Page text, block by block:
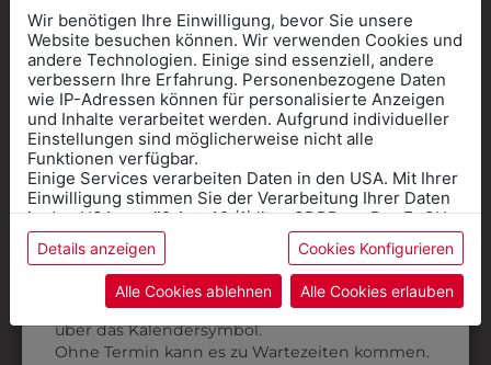
6DKJW250455
DAMEN KOCHJACKE
CLASSIC
€ 54,90
31002137A
DAMENKOCHJACKE
LANGARM
€ 54,90
Wir benötigen Ihre Einwilligung, bevor Sie unsere
Website besuchen können. Wir verwenden Cookies und
andere Technologien. Einige sind essenziell, andere
verbessern Ihre Erfahrung. Personenbezogene Daten
wie IP-Adressen können für personalisierte Anzeigen
und Inhalte verarbeitet werden. Aufgrund individueller
Einstellungen sind möglicherweise nicht alle
Funktionen verfügbar.
Einige Services verarbeiten Daten in den USA. Mit Ihrer
Einwilligung stimmen Sie der Verarbeitung Ihrer Daten
in den USA gemäß Art. 49 (1) lit. a GDPR zu. Der EuGH
stuft die USA als Land mit unzureichendem Datenschutz
ein, und es besteht das Risiko, dass US-Behörden
Daten ohne Klagemöglichkeit für Europäer überwachen.
Datenschutzerklärungbzw. im
Details anzeigen Cookies Konfigurieren
Alle Cookies ablehnen Alle Cookies erlauben
Informationen wenn Sie
Kleidung
für die SCHULE
benötigen
Online Shop: Klick auf SCHULE in der
Kategorie und die richtige Schule auswählen.
AnprobeVorort im Geschäft: Termin buchen
über das Kalendersymbol.
Ohne Termin kann es zu Wartezeiten kommen.